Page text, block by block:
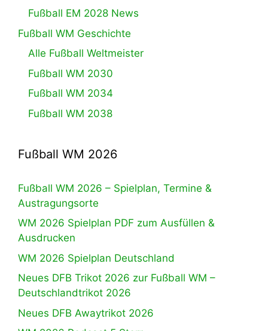
Fußball EM 2028 News
Fußball WM Geschichte
Alle Fußball Weltmeister
Fußball WM 2030
Fußball WM 2034
Fußball WM 2038
Fußball WM 2026
Fußball WM 2026 – Spielplan, Termine &
Austragungsorte
WM 2026 Spielplan PDF zum Ausfüllen &
Ausdrucken
WM 2026 Spielplan Deutschland
Neues DFB Trikot 2026 zur Fußball WM –
Deutschlandtrikot 2026
Neues DFB Awaytrikot 2026